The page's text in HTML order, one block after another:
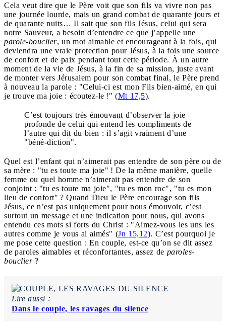
Cela veut dire que le Père voit que son fils va vivre non pas
une journée lourde, mais un grand combat de quarante jours et
de quarante nuits… Il sait que son fils Jésus, celui qui sera
notre Sauveur, a besoin d’entendre ce que j’appelle une
parole-bouclier, un mot aimable et encourageant à la fois, qui
deviendra une vraie protection pour Jésus, à la fois une source
de confort et de paix pendant tout cette période. À un autre
moment de la vie de Jésus, à la fin de sa mission, juste avant
de monter vers Jérusalem pour son combat final, le Père prend
à nouveau la parole : "Celui-ci est mon Fils bien-aimé, en qui
je trouve ma joie : écoutez-le !" (Mt 17,5).
C’est toujours très émouvant d’observer la joie
profonde de celui qui entend les compliments de
l’autre qui dit du bien : il s’agit vraiment d’une
"béné-diction".
Quel est l’enfant qui n’aimerait pas entendre de son père ou de
sa mère : "tu es toute ma joie" ! De la même manière, quelle
femme ou quel homme n’aimerait pas entendre de son
conjoint : "tu es toute ma joie", "tu es mon roc", "tu es mon
lieu de confort" ? Quand Dieu le Père encourage son fils
Jésus, ce n’est pas uniquement pour nous émouvoir, c’est
surtout un message et une indication pour nous, qui avons
entendu ces mots si forts du Christ : "Aimez-vous les uns les
autres comme je vous ai aimés" (Jn 15,12). C’est pourquoi je
me pose cette question : En couple, est-ce qu’on se dit assez
de paroles aimables et réconfortantes, assez de paroles-
bouclier?
Lire aussi :
Dans le couple, les ravages du silence